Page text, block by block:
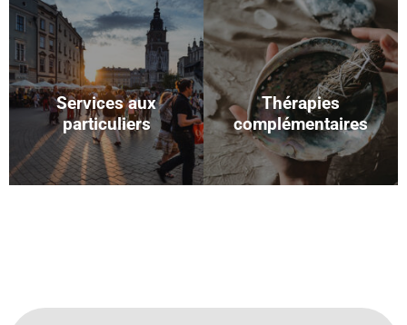
Services aux
particuliers
Thérapies
complémentaires